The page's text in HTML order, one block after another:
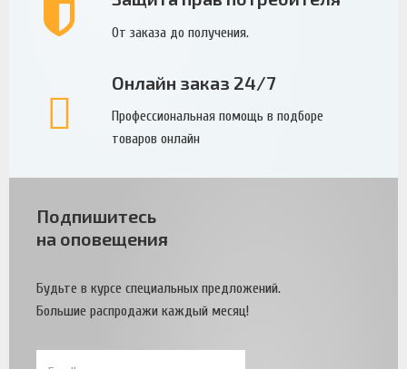
От заказа до получения.
Онлайн заказ 24/7
Профессиональная помощь в подборе
товаров онлайн
Подпишитесь
на оповещения
Будьте в курсе специальных предложений.
Большие распродажи каждый месяц!